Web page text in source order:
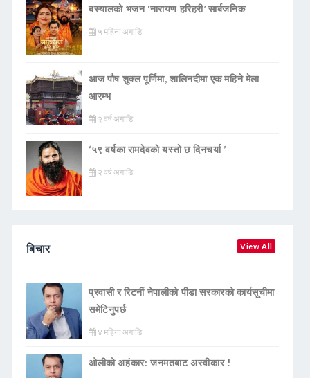
बस्यालको भजन ‘नारायण हरिहरी’ सार्बजनिक
५ महिना अगाडि
आज पौष शुक्ल पूर्णिमा, शालिनदीमा एक महिने मेला
आरम्भ
२ वर्ष अगाडि
‘५९ वर्षका रामदेवकाे यस्ताे छ दिनचर्या ’
२ वर्ष अगाडि
बिचार View All
प्रवासी र रिटर्नी नेपालीको पीडा सरकारको कार्यसूचीमा
समेटिनुपर्छ
४ महिना अगाडि
ओलीको अहंकार: जनमतबाट अस्वीकार !